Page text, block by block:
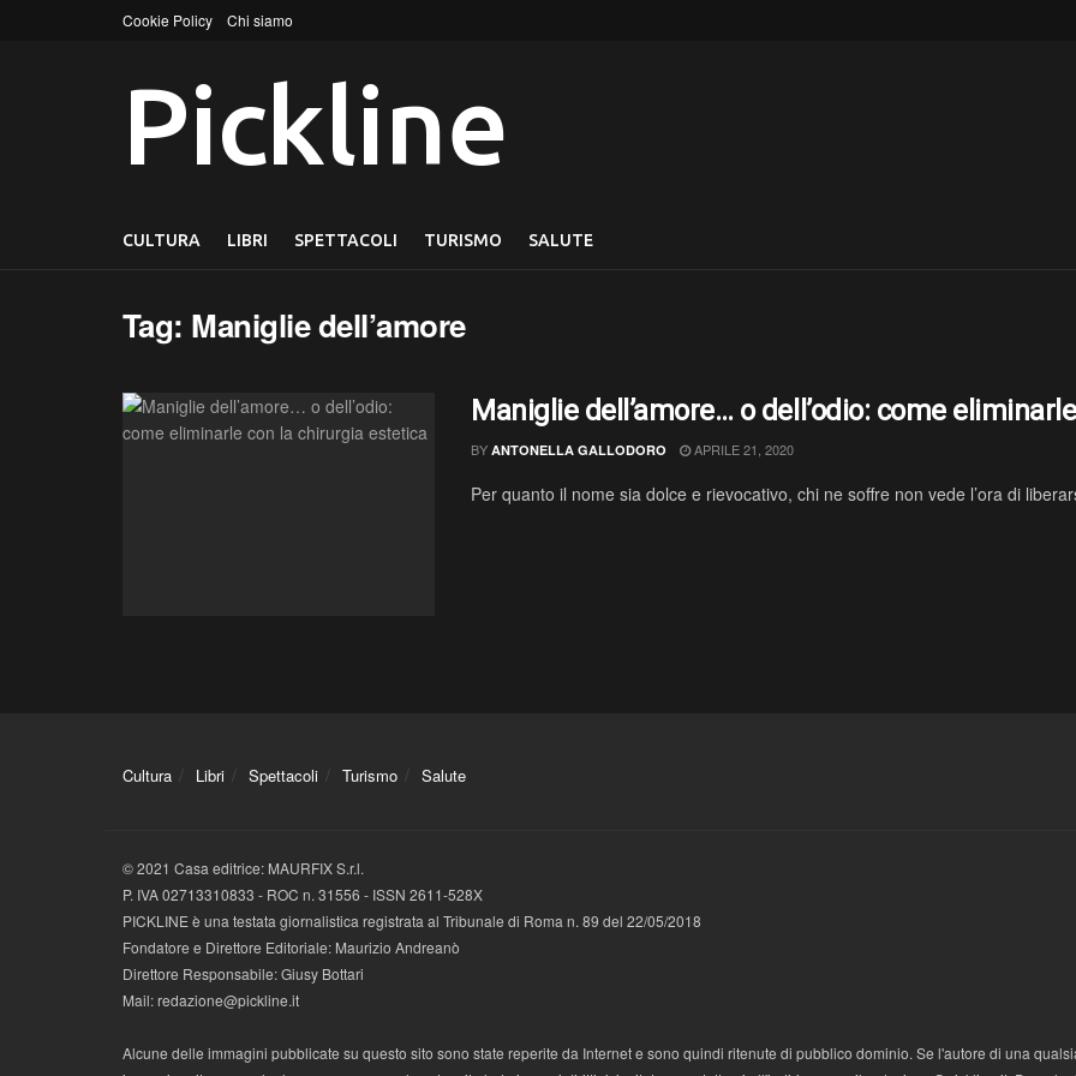
Cookie Policy Chi siamo
Pickline
CULTURA LIBRI SPETTACOLI TURISMO SALUTE
Tag: Maniglie dell’amore
Maniglie dell’amore… o dell’odio: come eliminarle
BY ANTONELLA GALLODORO APRILE 21, 2020
Per quanto il nome sia dolce e rievocativo, chi ne soffre non vede l’ora di
Cultura Libri Spettacoli Turismo Salute
© 2021 Casa editrice: MAURFIX S.r.l.
P. IVA 02713310833 - ROC n. 31556 - ISSN 2611-528X
PICKLINE è una testata giornalistica registrata al Tribunale di Roma n. 89 del 22/05/2018
Fondatore e Direttore Editoriale: Maurizio Andreanò
Direttore Responsabile: Giusy Bottari
Mail: redazione@pickline.it
Alcune delle immagini pubblicate su questo sito sono state reperite da Internet e sono quindi ritenute di pubblico dominio. Se l'autore di una